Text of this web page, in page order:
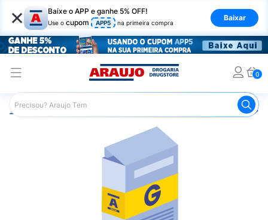
× Baixe o APP e ganhe 5% OFF!
Use o cupom APP5 na primeira compra
Baixar
0
Araujo Medicamentos Remédio para Pele e Mucosa